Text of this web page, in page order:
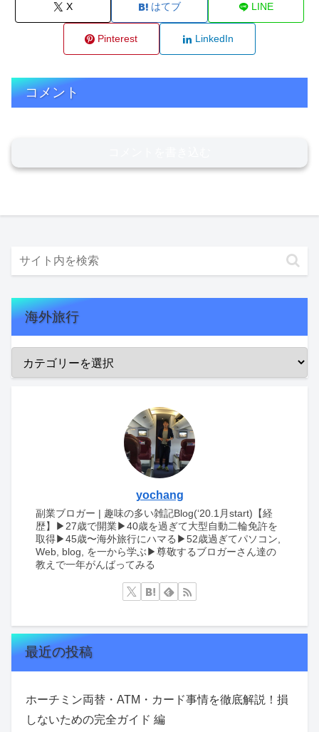
X はてブ LINE
Pinterest LinkedIn
コメント
海外旅行
yochang
副業ブロガー | 趣味の多い雑記Blog(‘20.1月start)【経
歴】▶︎27歳で開業▶︎40歳を過ぎて大型自動二輪免許を
取得▶︎45歳〜海外旅行にハマる▶︎52歳過ぎてパソコン,
Web, blog, を一から学ぶ▶︎尊敬するブロガーさん達の
教えで一年がんばってみる
最近の投稿
ホーチミン両替・ATM・カード事情を徹底解説！損
しないための完全ガイド 編